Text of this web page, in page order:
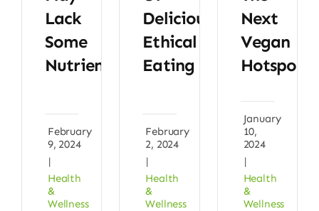
Lack
Some
Nutrients
February
9, 2024
|
Health
&
Wellness
Delicious,
Ethical
Eating
February
2, 2024
|
Health
&
Wellness
Next
Vegan
Hotspot
January
10,
2024
|
Health
&
Wellness